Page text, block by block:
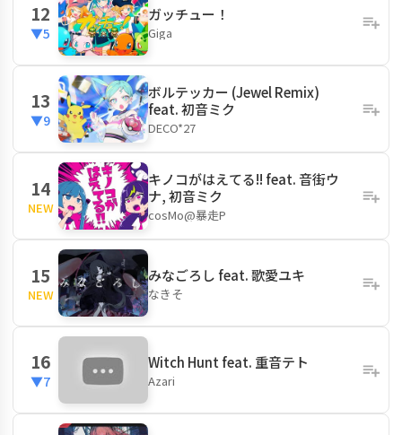
12
▼5
ガッチュー！
Giga
13
▼9
ボルテッカー (Jewel Remix)
feat. 初音ミク
DECO*27
14
NEW
キノコがはえてる!! feat. 音街ウ
ナ, 初音ミク
cosMo@暴走P
15
NEW
みなごろし feat. 歌愛ユキ
なきそ
16
▼7
Witch Hunt feat. 重音テト
Azari